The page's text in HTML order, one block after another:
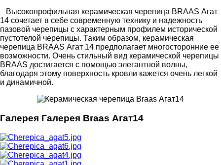
Высокопрофильная керамическая черепица BRAAS Агат
14 сочетает в себе современную технику и надежность
пазовой черепицы с характерным профилем исторической
пустотелой черепицы. Таким образом, керамическая
черепица BRAAS Агат 14 предполагает многосторонние ее
возможности. Очень стильный вид керамической черепицы
BRAAS достигается с помощью элегантной волны,
благодаря этому поверхность кровли кажется очень легкой
и динамичной.
Галерея Галерея Braas Агат14